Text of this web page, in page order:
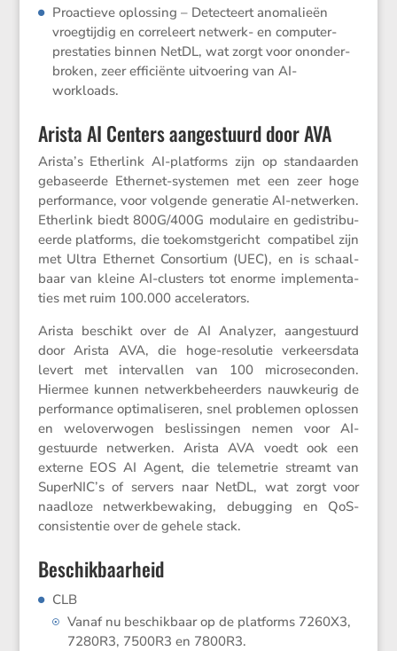
Proac­tieve oplos­sing – Detec­teert anoma­lieën
vroeg­tijdig en corre­leert netwerk- en compu­ter­
pres­ta­ties binnen NetDL, wat zorgt voor ononder­
broken, zeer effici­ënte uitvoe­ring van AI-
workloads.
Arista AI Centers aangestuurd door AVA
Arista’s Ether­link AI-platforms zijn op standaarden
gebaseerde Ethernet-systemen met een zeer hoge
perfor­mance, voor volgende generatie AI-netwerken.
Ether­link biedt 800G/​400G modulaire en gedis­tri­bu­
eerde platforms, die toekomst­ge­richt compa­tibel zijn
met Ultra Ethernet Consor­tium (UEC), en is schaal­
baar van kleine AI-clusters tot enorme imple­men­ta­
ties met ruim 100.000 accelerators.
Arista beschikt over de AI Analyzer, aange­stuurd
door Arista AVA, die hoge-resolutie verkeers­data
levert met inter­vallen van 100 micro­se­conden.
Hiermee kunnen netwerk­be­heer­ders nauwkeurig de
perfor­mance optima­li­seren, snel problemen oplossen
en welover­wogen beslis­singen nemen voor AI-
gestuurde netwerken. Arista AVA voedt ook een
externe EOS AI Agent, die teleme­trie streamt van
SuperNIC’s of servers naar NetDL, wat zorgt voor
naadloze netwerk­be­wa­king, debug­ging en QoS-
consis­tentie over de gehele stack.
Beschikbaarheid
CLB
Vanaf nu beschik­baar op de platforms 7260X3,
7280R3, 7500R3 en 7800R3.